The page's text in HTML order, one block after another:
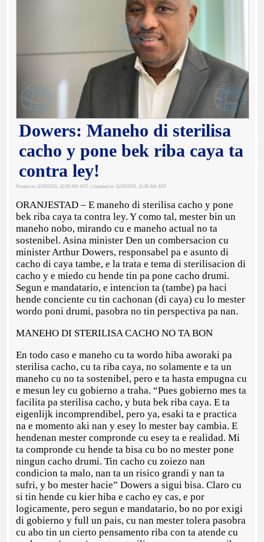
Dowers: Maneho di sterilisa
cacho y pone bek riba caya ta
contra ley!
Posted on 11/20/2025, 10:56 AM AST | Updated on 11/20/2025, 11:08 AM AST
ORANJESTAD – E maneho di sterilisa cacho y pone
bek riba caya ta contra ley. Y como tal, mester bin un
maneho nobo, mirando cu e maneho actual no ta
sostenibel. Asina minister Den un combersacion cu
minister Arthur Dowers, responsabel pa e asunto di
cacho di caya tambe, e la trata e tema di sterilisacion di
cacho y e miedo cu hende tin pa pone cacho drumi.
Segun e mandatario, e intencion ta (tambe) pa haci
hende conciente cu tin cachonan (di caya) cu lo mester
wordo poni drumi, pasobra no tin perspectiva pa nan.
MANEHO DI STERILISA CACHO NO TA BON
En todo caso e maneho cu ta wordo hiba aworaki pa
sterilisa cacho, cu ta riba caya, no solamente e ta un
maneho cu no ta sostenibel, pero e ta hasta empugna cu
e mesun ley cu gobierno a traha. “Pues gobierno mes ta
facilita pa sterilisa cacho, y buta bek riba caya. E ta
eigenlijk incomprendibel, pero ya, esaki ta e practica
na e momento aki nan y esey lo mester bay cambia. E
hendenan mester compronde cu esey ta e realidad. Mi
ta compronde cu hende ta bisa cu bo no mester pone
ningun cacho drumi. Tin cacho cu zoiezo nan
condicion ta malo, nan ta un risico grandi y nan ta
sufri, y bo mester hacie” Dowers a sigui bisa. Claro cu
si tin hende cu kier hiba e cacho ey cas, e por
logicamente, pero segun e mandatario, bo no por exigi
di gobierno y full un pais, cu nan mester tolera pasobra
cu abo tin un cierto pensamento riba con ta atende cu